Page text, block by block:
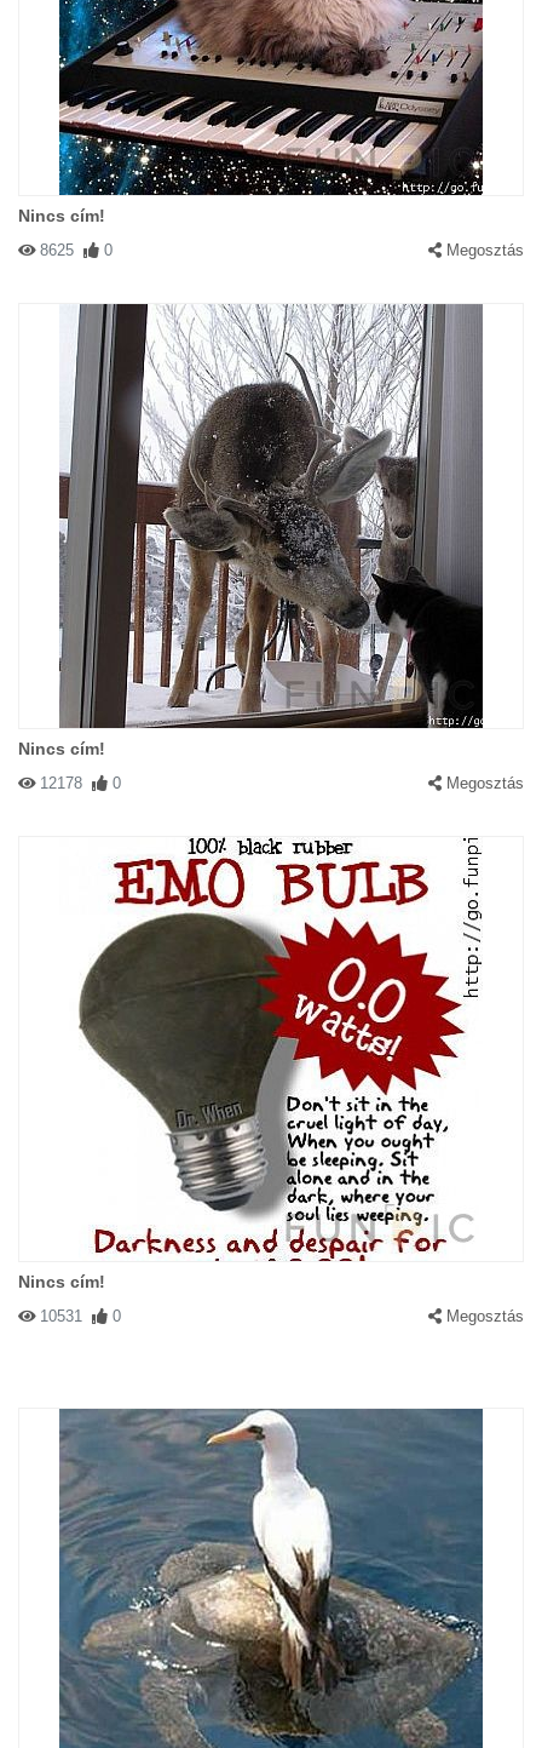
Nincs cím!
8625 0 Megosztás
Nincs cím!
12178 0 Megosztás
Nincs cím!
10531 0 Megosztás